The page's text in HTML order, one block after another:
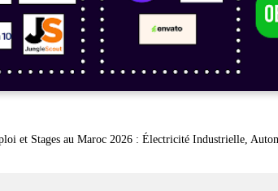
et Stages au Maroc 2026 : Électricité Industrielle,